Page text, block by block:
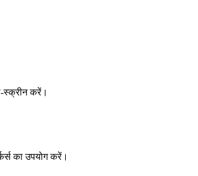
करें।
का उपयोग करें।